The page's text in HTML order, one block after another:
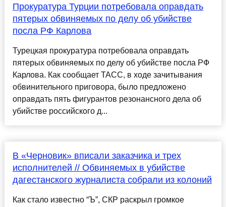
Прокуратура Турции потребовала оправдать
пятерых обвиняемых по делу об убийстве
посла РФ Карлова
Турецкая прокуратура потребовала оправдать
пятерых обвиняемых по делу об убийстве посла РФ
Карлова. Как сообщает ТАСС, в ходе зачитывания
обвинительного приговора, было предложено
оправдать пять фигурантов резонансного дела об
убийстве российского д...
В «Черновик» вписали заказчика и трех
исполнителей // Обвиняемых в убийстве
дагестанского журналиста собрали из колоний
Как стало известно “Ъ”, СКР раскрыл громкое